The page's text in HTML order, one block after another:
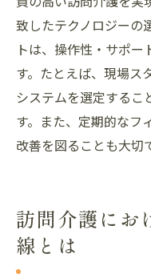
安心感
質の高い訪
選び方
現場の声から学
訪問介護現
事例
介護ロボッ
果
致したテクノロジーの
トは、操作性・サポ
す。たとえば、現場ス
システムを選定するこ
す。また、定期的なフ
改善を図ることも大切
訪問介護にお
線とは